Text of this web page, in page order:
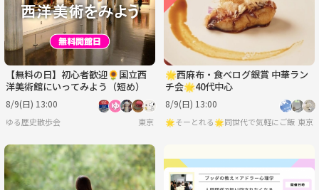
【無料の日】初心者歓迎🌻国立西
洋美術館にいってみよう（短め）
8/9(日) 13:00
ゆる歴史散歩会 東京
🌟西麻布・食べログ銀賞 中華ラン
チ会🌟40代中心
8/9(日) 13:00
🌟そーとれる🌟同世代で気軽にご飯会東京